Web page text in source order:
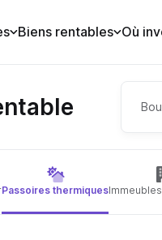
Biens rentables Où
Passoires thermiques